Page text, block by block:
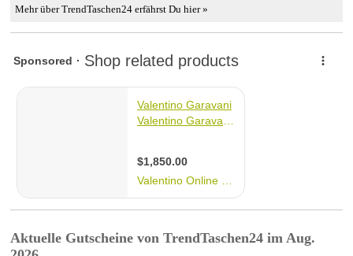
Mehr über TrendTaschen24 erfährst Du hier »
Aktuelle Gutscheine von TrendTaschen24 im Aug.